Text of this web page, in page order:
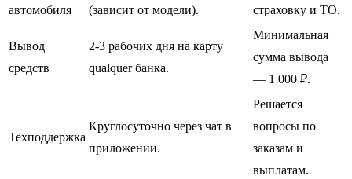
автомобиля
(зависит от модели).
страховку и ТО.
Вывод
средств
2-3 рабочих дня на карту
qualquer банка.
Минимальная
сумма вывода
— 1 000 ₽.
Техподдержка
Круглосуточно через чат в
приложении.
Решается
вопросы по
заказам и
выплатам.